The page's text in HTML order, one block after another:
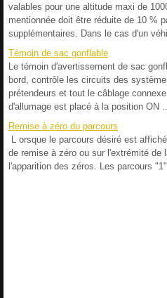
valables pour une altitude maxi de
mentionnée doit être réduite de 10 %
supplémentaires. Dans le cas d'un véhi
Témoin de sac gonflable
Le témoin d'avertissement de sac
bord, contrôle les circuits des
prétendeurs et tout le câblage
d'allumage est placé à la position ON ...
Remise à zéro du parcours
L orsque le parcours désiré est
de remise à zéro ou sur l'extrémité de
l'apparition des zéros. Les parcours "1"